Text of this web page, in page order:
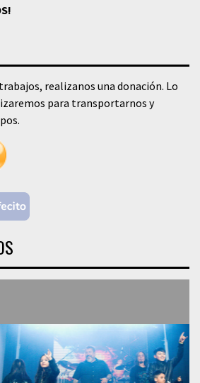
realizanos una donación. Lo
para transportarnos y